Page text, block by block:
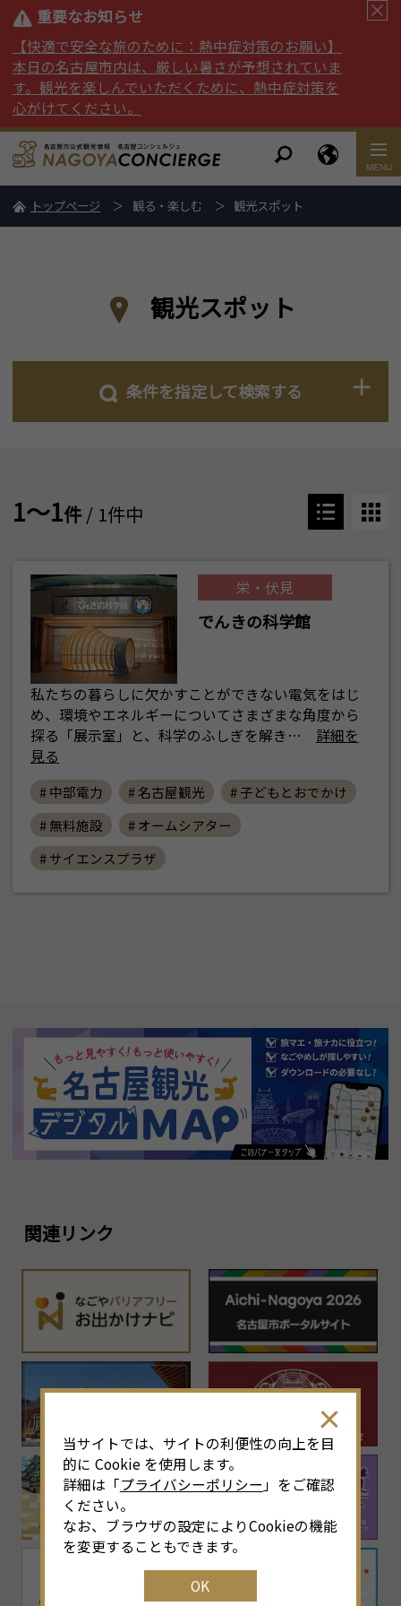
重要なお知らせ
【快適で安全な旅のために：熱中症対策のお願い】
本日の名古屋市内は、厳しい暑さが予想されていま
す。観光を楽しんでいただくために、熱中症対策を
心がけてください。
トップページ 観る・楽しむ 観光スポット
観光スポット
条件を指定して検索する
1～1件/ 1件中
栄・伏見
でんきの科学館
私たちの暮らしに欠かすことができない電気をはじ
め、環境やエネルギーについてさまざまな角度から
探る「展示室」と、科学のふしぎを解き…
詳細を
見る
# 中部電力 # 名古屋観光
# 子どもとおでかけ
# 無料施設
# オームシアター
# サイエンスプラザ
関連リンク
当サイトでは、サイトの利便性の向上を目
的に Cookie を使用します。
詳細は「プライバシーポリシー 」をご確認
ください。
なお、ブラウザの設定によりCookieの機能
を変更することもできます。
OK